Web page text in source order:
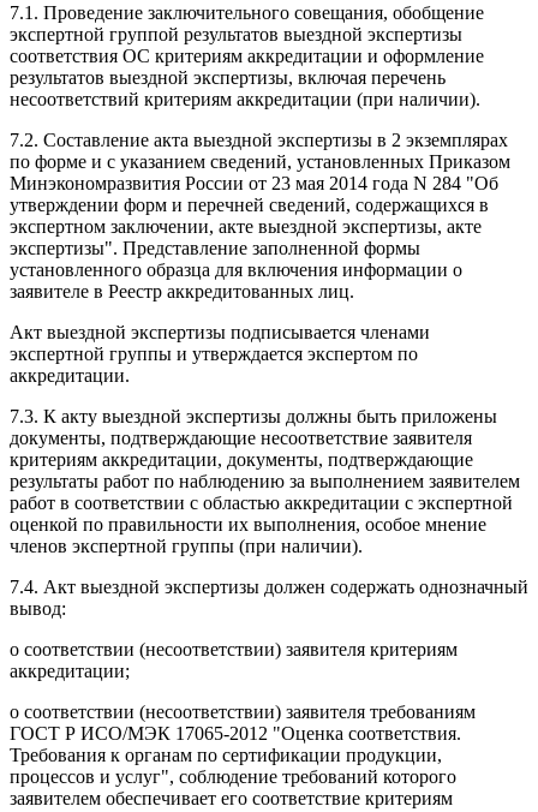
7.1. Проведение заключительного совещания, обобщение
экспертной группой результатов выездной экспертизы
соответствия ОС критериям аккредитации и оформление
результатов выездной экспертизы, включая перечень
несоответствий критериям аккредитации (при наличии).
7.2. Составление акта выездной экспертизы в 2 экземплярах
по форме и с указанием сведений, установленных Приказом
Минэкономразвития России от 23 мая 2014 года N 284 "Об
утверждении форм и перечней сведений, содержащихся в
экспертном заключении, акте выездной экспертизы, акте
экспертизы". Представление заполненной формы
установленного образца для включения информации о
заявителе в Реестр аккредитованных лиц.
Акт выездной экспертизы подписывается членами
экспертной группы и утверждается экспертом по
аккредитации.
7.3. К акту выездной экспертизы должны быть приложены
документы, подтверждающие несоответствие заявителя
критериям аккредитации, документы, подтверждающие
результаты работ по наблюдению за выполнением заявителем
работ в соответствии с областью аккредитации с экспертной
оценкой по правильности их выполнения, особое мнение
членов экспертной группы (при наличии).
7.4. Акт выездной экспертизы должен содержать однозначный
вывод:
о соответствии (несоответствии) заявителя критериям
аккредитации;
о соответствии (несоответствии) заявителя требованиям
ГОСТ Р ИСО/МЭК 17065-2012 "Оценка соответствия.
Требования к органам по сертификации продукции,
процессов и услуг", соблюдение требований которого
заявителем обеспечивает его соответствие критериям